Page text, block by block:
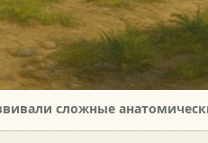
сложные